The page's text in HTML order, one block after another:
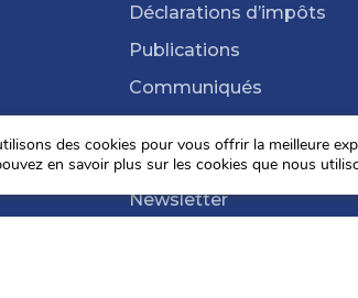
Déclarations d’impôts
Publications
Communiqués
Médiathèque
Newsletter
des cookies pour vous offrir la meilleure
en savoir plus sur les cookies que nous